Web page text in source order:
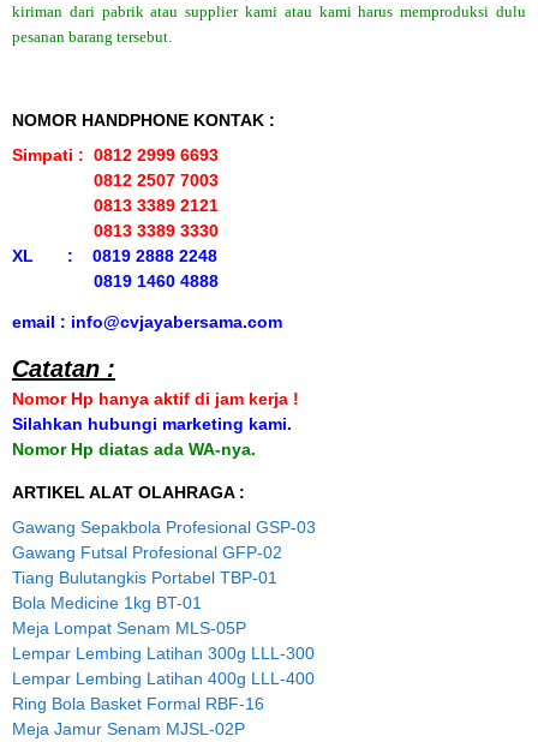
kiriman dari pabrik atau supplier kami atau kami harus memproduksi dulu
pesanan barang tersebut.
NOMOR HANDPHONE KONTAK :
Simpati : 0812 2999 6693
0812 2507 7003
0813 3389 2121
0813 3389 3330
XL : 0819 2888 2248
0819 1460 4888
email : info@cvjayabersama.com
Catatan :
Nomor Hp hanya aktif di jam kerja !
Silahkan hubungi marketing kami.
Nomor Hp diatas ada WA-nya.
ARTIKEL ALAT OLAHRAGA :
Gawang Sepakbola Profesional GSP-03
Gawang Futsal Profesional GFP-02
Tiang Bulutangkis Portabel TBP-01
Bola Medicine 1kg BT-01
Meja Lompat Senam MLS-05P
Lempar Lembing Latihan 300g LLL-300
Lempar Lembing Latihan 400g LLL-400
Ring Bola Basket Formal RBF-16
Meja Jamur Senam MJSL-02P